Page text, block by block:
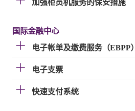
加强柜员机服务的保安措施
国际金融中心
电子帐单及缴费服务（EBPP）
电子支票
快速支付系统